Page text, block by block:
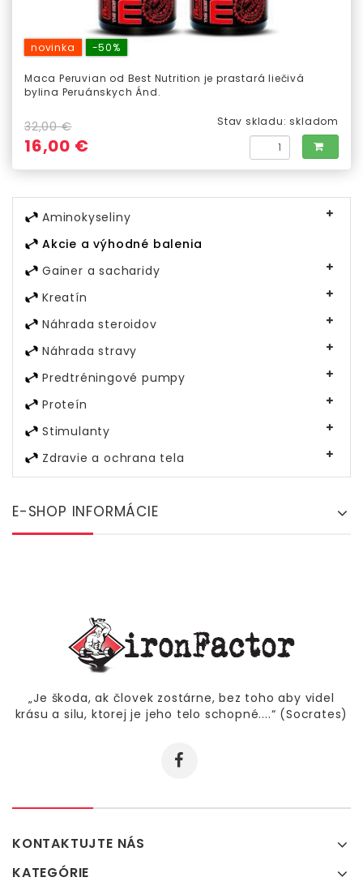
novinka -50%
Maca Peruvian od Best Nutrition je prastará liečivá
bylina Peruánskych Ánd.
32,00 €
16,00 €
Stav skladu:skladom
Aminokyseliny
Akcie a výhodné balenia
Gainer a sacharidy
Kreatín
Náhrada steroidov
Náhrada stravy
Predtréningové pumpy
Proteín
Stimulanty
Zdravie a ochrana tela
E-SHOP INFORMÁCIE
„Je škoda, ak človek zostárne, bez toho aby videl
krásu a silu, ktorej je jeho telo schopné....“ (Socrates)
KONTAKTUJTE NÁS
KATEGÓRIE